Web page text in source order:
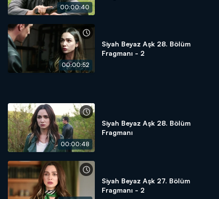
00:00:40
00:00:52
Siyah Beyaz Aşk 28. Bölüm
Fragmanı - 2
00:00:48
Siyah Beyaz Aşk 28. Bölüm
Fragmanı
Siyah Beyaz Aşk 27. Bölüm
Fragmanı - 2